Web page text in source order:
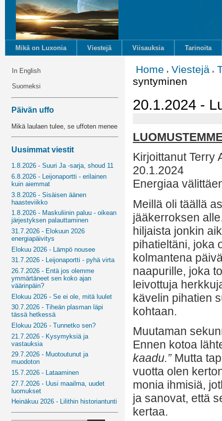
Mikä on Luxonia Viestejä Viisauksia Tarinoita
In English
Suomeksi
Päivän uffo
Mikä laulaen tulee, se uffoten menee
Uusimmat viestit
1.8.2026 - Suuri Ja -sarja, shoud 11
6.8.2026 - Leijonaportti - erilainen
kuin aiemmat
3.8.2026 - Sisäisen äänen
haasteviikko
1.8.2026 - Maskuliinin paluu - oikean
järjestyksen palauttaminen
31.7.2026 - Elokuun 2026
energiapäivitys
Elokuu 2026 - Lämpö nousee
31.7.2026 - Leijonaportti - pyhä virta
26.7.2026 - Entä jos olemme
ymmärtäneet sen koko ajan
väärinpäin?
Elokuu 2026 - Se ei ole, mitä luulet
30.7.2026 - Tiheän plasman läpi
tässä hetkessä
Elokuu 2026 - Tunnetko sen?
21.7.2026 - Kysymyksiä ja
vastauksia
29.7.2026 - Muotoutunut ja
muodoton
15.7.2026 - Lataaminen
27.7.2026 - Uusi maailma, uudet
luomukset
Heinäkuu 2026 - Lilithin historiantunti
Home Viestejä
syntyminen
20.1.2024 -
Kirjoittanut Terry
20.1.2024
Energiaa
Meillä oli täällä
jääkerroksen
hiljaista jonkin
pihatieltäni, joka
kolmantena
naapurille, joka
leivottuja
kävelin pihatien
kohtaan.
Muutaman
Ennen kotoa
kaadu.”Mutta
vuotta olen
monia ihmisiä,
ja sanovat, että
kertaa.